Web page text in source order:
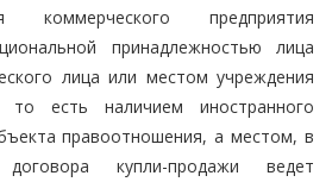
коммерческого предприятия
принадлежностью лица
лица или местом учреждения
то есть наличием иностранного
правоотношения, а местом, в
купли-продажи ведет